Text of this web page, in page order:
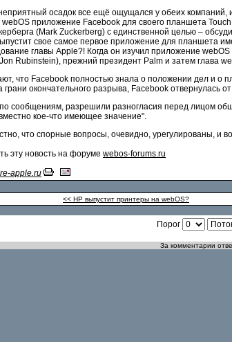
осадок все ещё ощущался у обеих
приложение Facebook для своего планшета
(Mark Zuckerberg) с единственной целью –
свое самое первое приложение для планшета
главы Apple?! Когда он изучил приложение
Rubinstein), прежний президент Palm и затем глава
что Facebook полностью знала о положении дел и о
грани окончательного разрыва, Facebook отвернулась
сообщениям, разрешили разногласия перед лицом
кое-что имеющее значение".
что спорные вопросы, очевидно, урегулированы,
эту новость на форуме webos-forums.ru
apple.ru
<< HP выпустит принтеры на webOS?
Порог
За комментарии